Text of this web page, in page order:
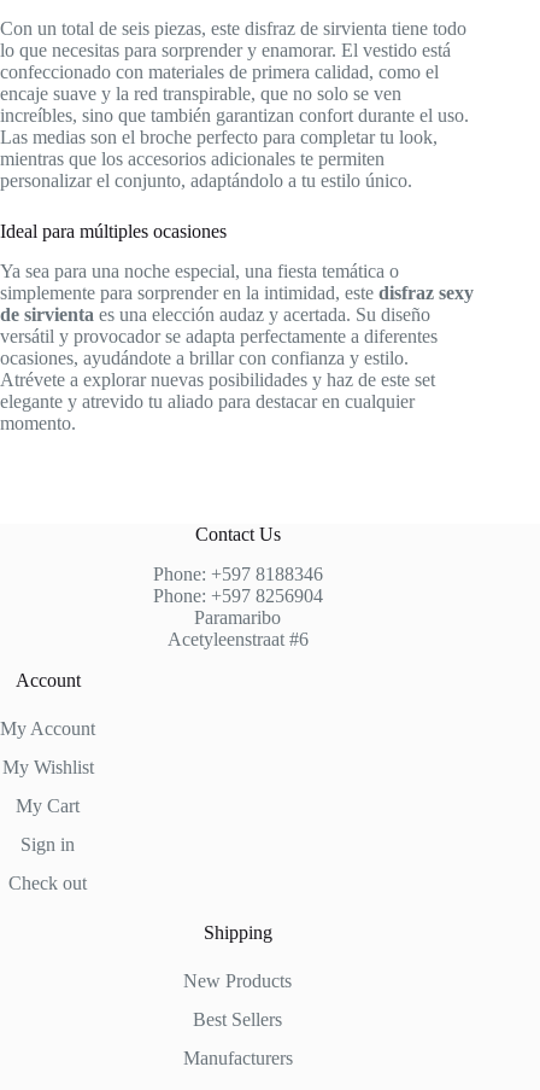
Con un total de seis piezas, este disfraz de sirvienta tiene todo
lo que necesitas para sorprender y enamorar. El vestido está
confeccionado con materiales de primera calidad, como el
encaje suave y la red transpirable, que no solo se ven
increíbles, sino que también garantizan confort durante el uso.
Las medias son el broche perfecto para completar tu look,
mientras que los accesorios adicionales te permiten
personalizar el conjunto, adaptándolo a tu estilo único.
Ideal para múltiples ocasiones
Ya sea para una noche especial, una fiesta temática o
simplemente para sorprender en la intimidad, este disfraz sexy
de sirvienta es una elección audaz y acertada. Su diseño
versátil y provocador se adapta perfectamente a diferentes
ocasiones, ayudándote a brillar con confianza y estilo.
Atrévete a explorar nuevas posibilidades y haz de este set
elegante y atrevido tu aliado para destacar en cualquier
momento.
Contact Us
Phone: +597 8188346
Phone: +597 8256904
Paramaribo
Acetyleenstraat #6
Account
My Account
My Wishlist
My Cart
Sign in
Check out
Shipping
New Products
Best Sellers
Manufacturers